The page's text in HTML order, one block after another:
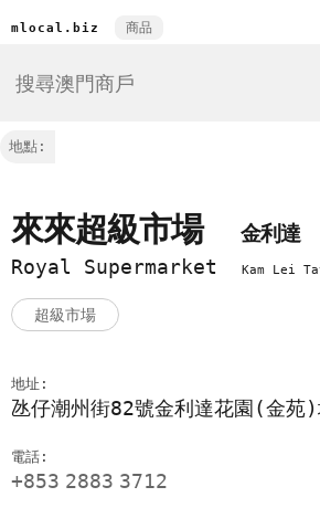
mlocal.biz 商品
地點:
來來超級市場
金利達
Royal Supermarket
Kam Lei
超級市場
地址:
氹仔潮州街82號金利達花園(金苑
電話:
+853 2883 3712